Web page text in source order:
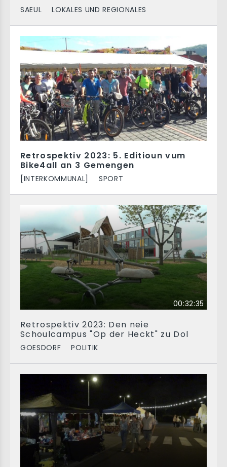
SAEUL LOKALES UND REGIONALES
Retrospektiv 2023: 5. Editioun vum
Bike4all an 3 Gemengen
[INTERKOMMUNAL] SPORT
00:32:35
Retrospektiv 2023: Den neie
Schoulcampus "Op der Heckt" zu Dol
GOESDORF POLITIK